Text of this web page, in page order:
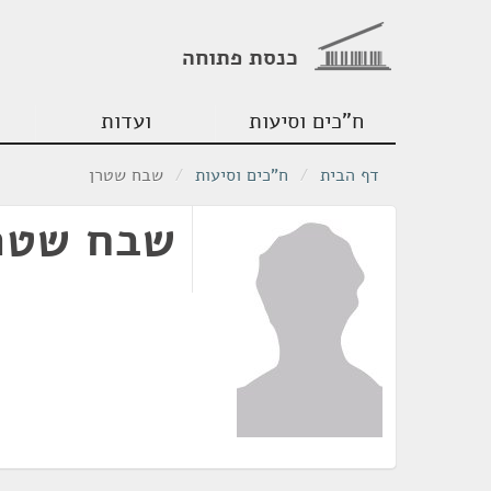
כנסת פתוחה
ח"כים וסיעות ועדות
דף הבית / ח"כים וסיעות / שבח שטרן
שבח